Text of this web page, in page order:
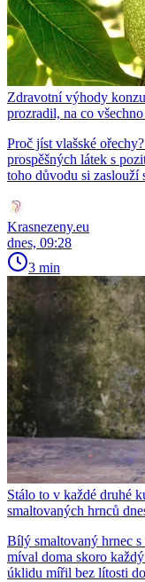
Zdravotní výhody
prozradil, na co
Proč jíst vlašské
prospěšných látek s
toho důvodu si zaslouží
Krasnezeny.eu
dnes, 09:28
3 min
Stálo to v každé druhé
smaltovaných hrnců
Bílý smaltovaný hrnec
míval doma skoro
úklidu mířil bez lítosti